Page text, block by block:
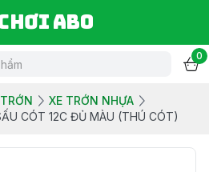
ABO
0
XE TRỚN NHỰA
CÓT 12C ĐỦ MÀU (THÚ CÓT)